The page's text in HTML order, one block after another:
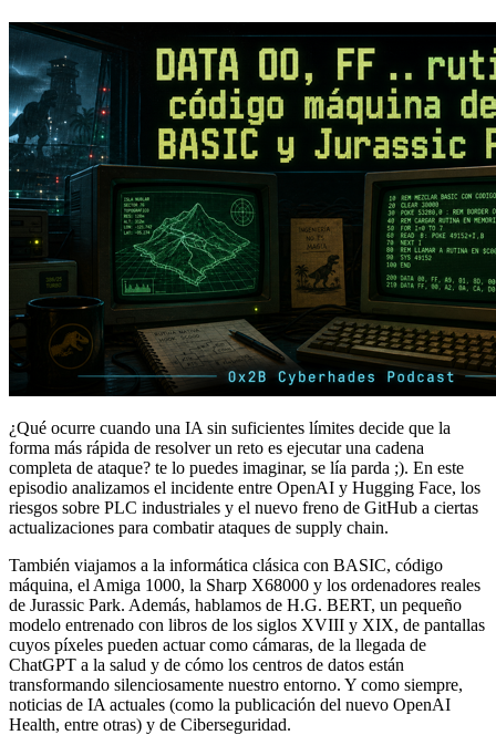
¿Qué ocurre cuando una IA sin suficientes límites decide que la
forma más rápida de resolver un reto es ejecutar una cadena
completa de ataque? te lo puedes imaginar, se lía parda ;). En este
episodio analizamos el incidente entre OpenAI y Hugging Face, los
riesgos sobre PLC industriales y el nuevo freno de GitHub a ciertas
actualizaciones para combatir ataques de supply chain.
También viajamos a la informática clásica con BASIC, código
máquina, el Amiga 1000, la Sharp X68000 y los ordenadores reales
de Jurassic Park. Además, hablamos de H.G. BERT, un pequeño
modelo entrenado con libros de los siglos XVIII y XIX, de pantallas
cuyos píxeles pueden actuar como cámaras, de la llegada de
ChatGPT a la salud y de cómo los centros de datos están
transformando silenciosamente nuestro entorno. Y como siempre,
noticias de IA actuales (como la publicación del nuevo OpenAI
Health, entre otras) y de Ciberseguridad.